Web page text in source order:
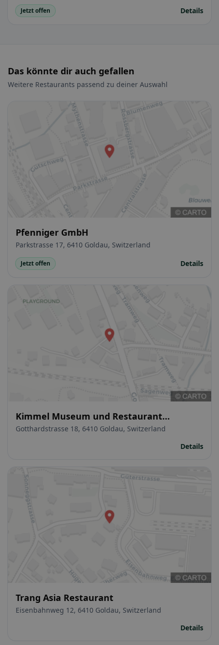
Jetzt offen Details
Das könnte dir auch gefallen
Weitere Restaurants passend zu deiner Auswahl
Pfenniger GmbH
Parkstrasse 17, 6410 Goldau, Switzerland
Jetzt offen Details
Kimmel Museum und Restaurant
Bauernhof
Gotthardstrasse 18, 6410 Goldau, Switzerland
Details
Trang Asia Restaurant
Eisenbahnweg 12, 6410 Goldau, Switzerland
Details